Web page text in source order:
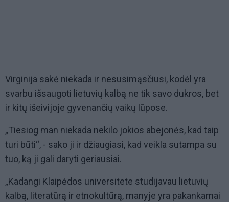
Virginija sakė niekada ir nesusimąsčiusi, kodėl yra
svarbu išsaugoti lietuvių kalbą ne tik savo dukros, bet
ir kitų išeivijoje gyvenančių vaikų lūpose.
„Tiesiog man niekada nekilo jokios abejonės, kad taip
turi būti“, - sako ji ir džiaugiasi, kad veikla sutampa su
tuo, ką ji gali daryti geriausiai.
„Kadangi Klaipėdos universitete studijavau lietuvių
kalbą, literatūrą ir etnokultūrą, manyje yra pakankamai